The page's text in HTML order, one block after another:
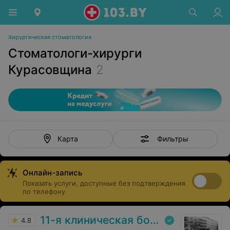
Хирургическая стоматология
Стоматологи-хирурги
Курасовщина 2
Карта Фильтры
Онлайн-запись
Показать услуги, доступные без подтверждения
по телефону
4.8 11-я клиническая больница